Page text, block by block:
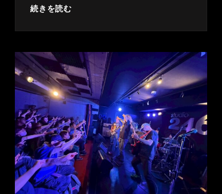
続きを読む
あ
岡
山
CRAZYMAMA
KINGDOM
公
演
終
了